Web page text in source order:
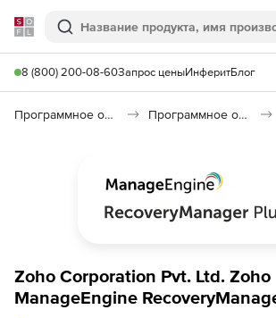
Softline
Поиск
8 (800) 200-08-60Запрос ценыИнферитБлог
Программное обеспечение для работы с файлами и дисками Программное обеспечение для резервного копирования
Zoho Corporation Pvt. Ltd. Zoho
ManageEngine